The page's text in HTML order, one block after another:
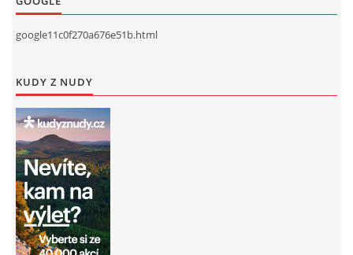
google11c0f270a676e51b.html
KUDY Z NUDY